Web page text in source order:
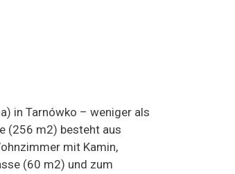
in Tarnówko – weniger als
(256 m2) besteht aus
mit Kamin,
(60 m2) und zum